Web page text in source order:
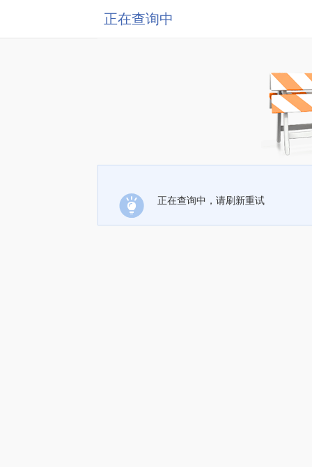
正在查询中
正在查询中，请刷新重试